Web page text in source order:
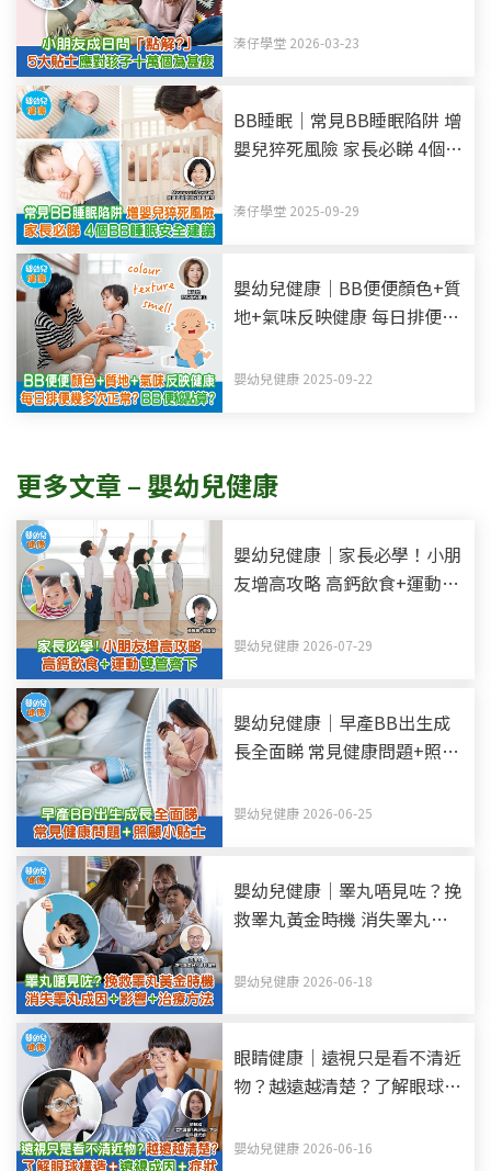
湊仔學堂 2026-03-23
BB睡眠｜常見BB睡眠陷阱 增
嬰兒猝死風險 家長必睇 4個
湊仔學堂 2025-09-29
嬰幼兒健康｜BB便便顏色+質
地+氣味反映健康 每日排便幾
嬰幼兒健康 2025-09-22
更多文章 – 嬰幼兒健康
嬰幼兒健康｜家長必學！小朋
友增高攻略 高鈣飲食+運動雙
嬰幼兒健康 2026-07-29
嬰幼兒健康｜早產BB出生成
長全面睇 常見健康問題+照顧
嬰幼兒健康 2026-06-25
嬰幼兒健康｜睪丸唔見咗？挽
救睪丸黃金時機 消失睪丸—
嬰幼兒健康 2026-06-18
眼睛健康｜遠視只是看不清近
物？越遠越清楚？了解眼球構
嬰幼兒健康 2026-06-16